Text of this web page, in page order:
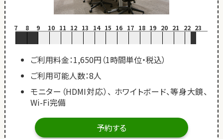
7 8 9 10 11 12 13 14 15 16 17 18 19 20 21 22 23
ご利用料金：1,650円（1時間単位・税込）
ご利用可能人数：8人
モニター（HDMI対応）、 ホワイトボード、等身大鏡、
Wi-Fi完備
予約する